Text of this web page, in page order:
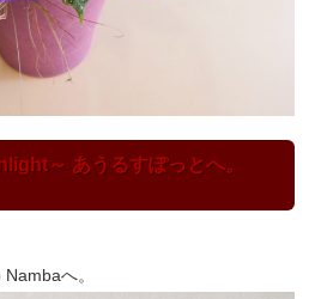
～ あうるすぽっとへ。
へ。